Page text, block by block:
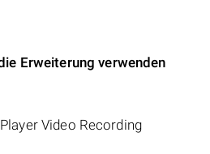
Erweiterung verwenden
Video Recording